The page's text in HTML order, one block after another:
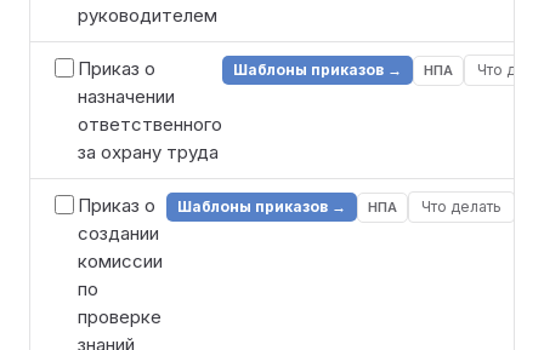
руководителем
Приказ о
назначении
ответственного
за охрану труда
Шаблоны приказов → НПА Что
Приказ о
создании
комиссии
по
проверке
знаний
Шаблоны приказов → НПА Что делать